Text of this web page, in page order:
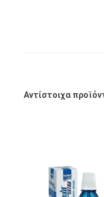
Αντίστοιχα